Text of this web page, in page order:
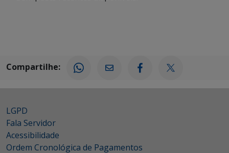
Compartilhe:
LGPD
Fala Servidor
Acessibilidade
Ordem Cronológica de Pagamentos